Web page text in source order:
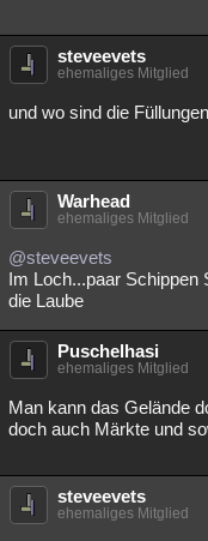
steveevets
ehemaliges Mitglied
und wo sind die
Warhead
ehemaliges Mitglied
@steveevets
Im Loch...paar Schippen
die Laube
Puschelhasi
ehemaliges Mitglied
Man kann das Gelände
doch auch Märkte und
steveevets
ehemaliges Mitglied